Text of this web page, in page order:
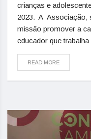
crianças e
2023. A Associação,
missão promover a
educador que trabalha
READ MORE